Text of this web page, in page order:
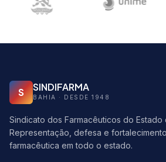
S SINDIFARMA
BAHIA · DESDE 1948
Sindicato dos Farmacêuticos do Estado
Representação, defesa e
farmacêutica em todo o estado.